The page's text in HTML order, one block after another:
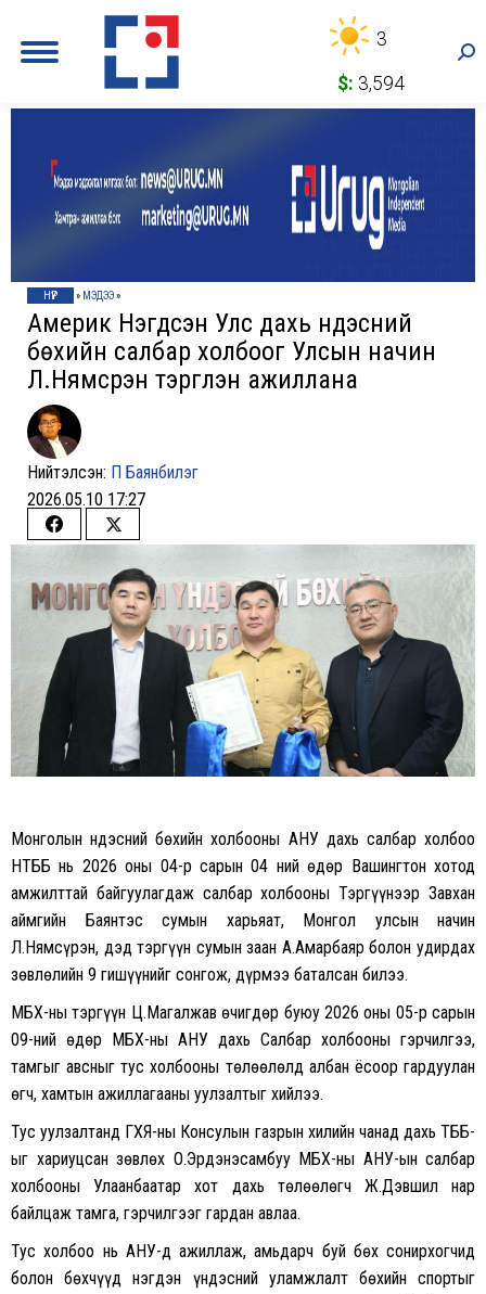
3
$: 3,594
НҮҮР » МЭДЭЭ»
Америк Нэгдсэн Улс дахь үндэсний
бөхийн салбар холбоог Улсын начин
Л.Нямсүрэн тэргүүлэн ажиллана
Нийтэлсэн: П Баянбилэг
2026.05.10 17:27
Share
Facebook
Share
on
Twitter
Монголын Үндэсний бөхийн холбооны АНУ дахь салбар холбоо
НҮТББ нь 2026 оны 04-р сарын 04 ний өдөр Вашингтон хотод
амжилттай байгуулагдаж салбар холбооны Тэргүүнээр Завхан
аймгийн Баянтэс сумын харьяат, Монгол улсын начин
Л.Нямсүрэн, дэд тэргүүн сумын заан А.Амарбаяр болон удирдах
зөвлөлийн 9 гишүүнийг сонгож, дүрмээ баталсан билээ.
МҮБХ-ны тэргүүн Ц.Магалжав өчигдөр буюу 2026 оны 05-р сарын
09-ний өдөр МҮБХ-ны АНУ дахь Салбар холбооны гэрчилгээ,
тамгыг авсныг тус холбооны төлөөлөлд албан ёсоор гардуулан
өгч, хамтын ажиллагааны уулзалтыг хийлээ.
Тус уулзалтанд ГХЯ-ны Консулын газрын хилийн чанад дахь ТББ-
ыг хариуцсан зөвлөх О.Эрдэнэсамбуу МҮБХ-ны АНУ-ын салбар
холбооны Улаанбаатар хот дахь төлөөлөгч Ж.Дэвшил нар
байлцаж тамга, гэрчилгээг гардан авлаа.
Тус холбоо нь АНУ-д ажиллаж, амьдарч буй бөх сонирхогчид
болон бөхчүүд нэгдэн үндэсний уламжлалт бөхийн спортыг